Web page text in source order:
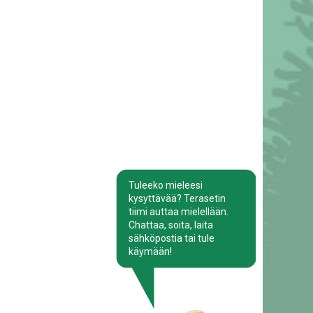
Tuleeko mieleesi
kysyttävää? Terasetin
tiimi auttaa mielellään.
Chattaa, soita, laita
sähköpostia tai tule
käymään!